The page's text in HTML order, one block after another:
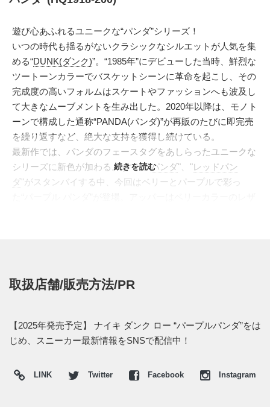
遊び心あふれるユニークな“パンダ”シリーズ！
いつの時代も揺るがないクラシックなシルエットが人気を集
める“DUNK(ダンク)”。“1985年”にデビューした当時、鮮烈な
ツートーンカラーでバスケットシーンに革命を起こし、その
完成度の高いフォルムはスケートやファッションへも波及し
て大きなムーブメントを生み出した。2020年以降は、モノト
ーンで構成した通称“PANDA(パンダ)”が再販のたびに即完売
を繰り返すなど、絶大な支持を獲得し続けている。
最新作では、パンダのフェースタグをあしらったユニークな
シリーズに新色が加わる。すでに"パンダ"、"レッドパン
ダ"がスタンバイする中、今回はベリーとパープルで彩っ
きるサステナブルなギミックを搭載。世界各国の言語で「共
海外では2025年にナイキ取扱店にて発売予定。価格は
$120。 また新たな情報が入り次第、スニーカーウォーズの
続きを読む
取扱店舗/販売方法/PR
【2025年発売予定】 ナイキ ダンク ロー “パープルパンダ”をは
じめ、スニーカー最新情報をSNSで配信中！
LINK Twitter Facebook Instagram